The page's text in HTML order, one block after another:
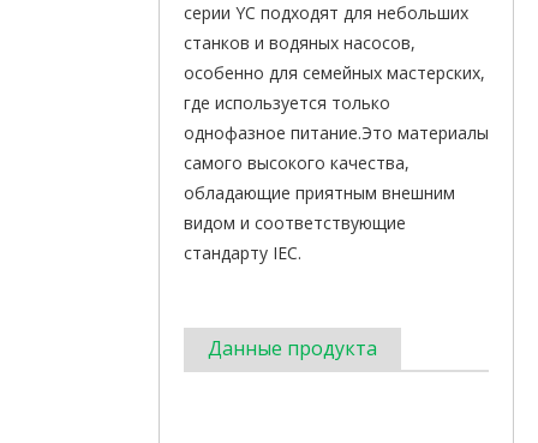
серии YC подходят для небольших
станков и водяных насосов,
особенно для семейных мастерских,
где используется только
однофазное питание.Это материалы
самого высокого качества,
обладающие приятным внешним
видом и соответствующие
стандарту IEC.
Данные продукта